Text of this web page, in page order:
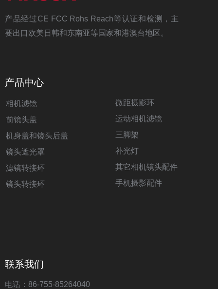
产品经过CE FCC Rohs Reach等认证和检测，主
要出口欧美日韩和东南亚等国家和港澳台地区。
产品中心
相机滤镜
前镜头盖
机身盖和镜头后盖
镜头遮光罩
滤镜转接环
镜头转接环
微距摄影环
运动相机滤镜
三脚架
补光灯
其它相机镜头配件
手机摄影配件
联系我们
电话：86-755-85264040